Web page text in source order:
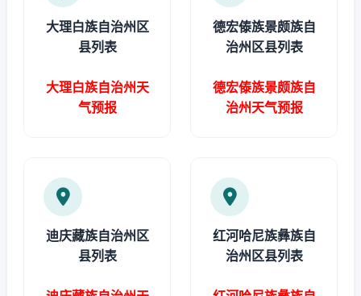
大理白族自治州区
县列表
大理白族自治州天
气预报
德宏傣族景颇族自
治州区县列表
德宏傣族景颇族自
治州天气预报
迪庆藏族自治州区
县列表
红河哈尼族彝族自
治州区县列表